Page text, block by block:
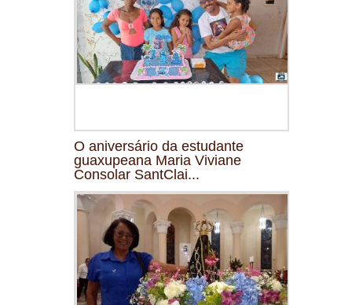
O aniversário da estudante
guaxupeana Maria Viviane
Consolar SantClai...